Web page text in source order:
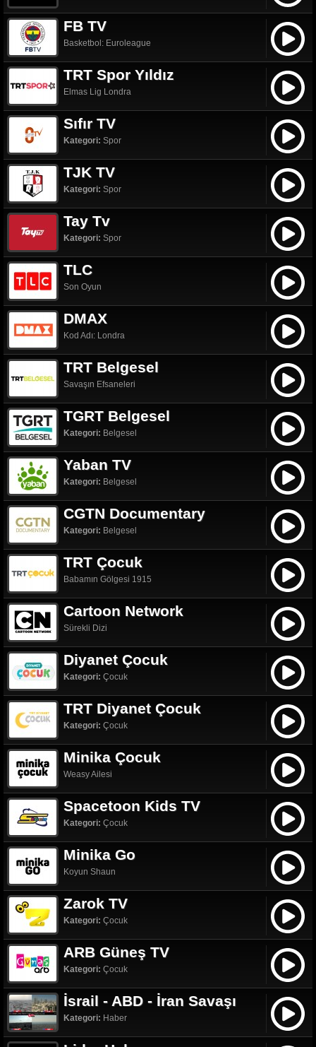
FB TV
Basketbol: Euroleague
TRT Spor Yıldız
Elmas Lig Londra
Sıfır TV
Kategori: Spor
TJK TV
Kategori: Spor
Tay Tv
Kategori: Spor
TLC
Son Oyun
DMAX
Kod Adı: Londra
TRT Belgesel
Savaşın Efsaneleri
TGRT Belgesel
Kategori: Belgesel
Yaban TV
Kategori: Belgesel
CGTN Documentary
Kategori: Belgesel
TRT Çocuk
Babamın Gölgesi 1915
Cartoon Network
Sürekli Dizi
Diyanet Çocuk
Kategori: Çocuk
TRT Diyanet Çocuk
Kategori: Çocuk
Minika Çocuk
Weasy Ailesi
Spacetoon Kids TV
Kategori: Çocuk
Minika Go
Koyun Shaun
Zarok TV
Kategori: Çocuk
ARB Güneş TV
Kategori: Çocuk
İsrail - ABD - İran Savaşı
Kategori: Haber